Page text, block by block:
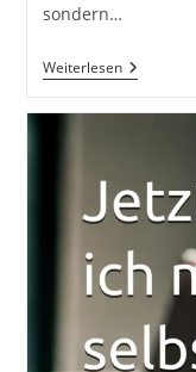
sondern…
WeiterlesenWM
Catering
Opel
Inkl.
7
Tipps
Deine